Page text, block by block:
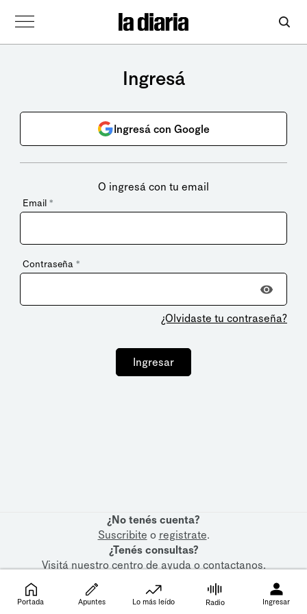
Ingresá
Ingresá con Google
O ingresá con tu email
Email *
Contraseña *
¿Olvidaste tu contraseña?
Ingresar
¿No tenés cuenta?
Suscribite o registrate.
¿Tenés consultas?
Visitá nuestrocentro de ayudaocontactanos.
Portada Apuntes Lo más leído Radio Ingresar